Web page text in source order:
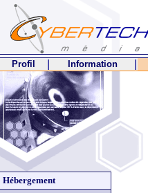
Profil Information
Hébergement